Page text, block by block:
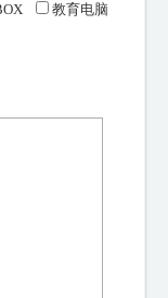
教育电脑